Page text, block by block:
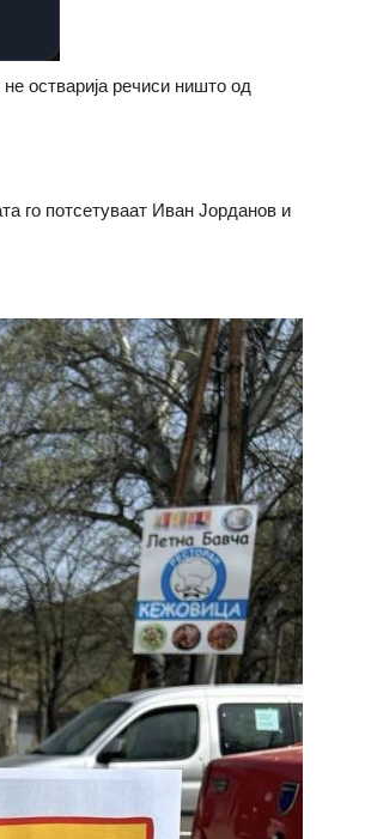
остварија речиси ништо од
го потсетуваат Иван Јорданов и